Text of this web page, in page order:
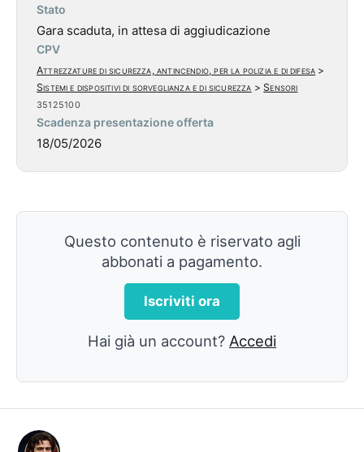
Stato
Gara scaduta, in attesa di aggiudicazione
CPV
Attrezzature di sicurezza, antincendio, per la polizia e di difesa >
Sistemi e dispositivi di sorveglianza e di sicurezza > Sensori
35125100
Scadenza presentazione offerta
18/05/2026
Questo contenuto è riservato agli
abbonati a pagamento.
Iscriviti ora
Hai già un account? Accedi